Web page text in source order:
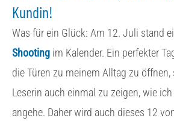
Kundin!
Was für ein Glück: Am 12. Juli stand
Shooting im Kalender. Ein perfekter
die Türen zu meinem Alltag zu öffnen,
Leserin auch einmal zu zeigen, wie
angehe. Daher wird auch dieses 12